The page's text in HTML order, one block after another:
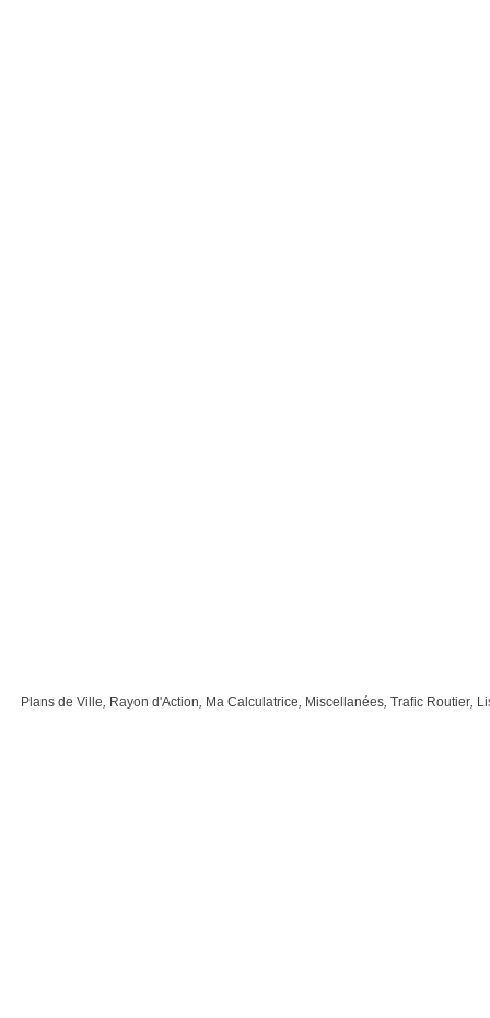
Plans de Ville, Rayon d'Action, Ma Calculatrice, Miscellanées, Trafic Routier,